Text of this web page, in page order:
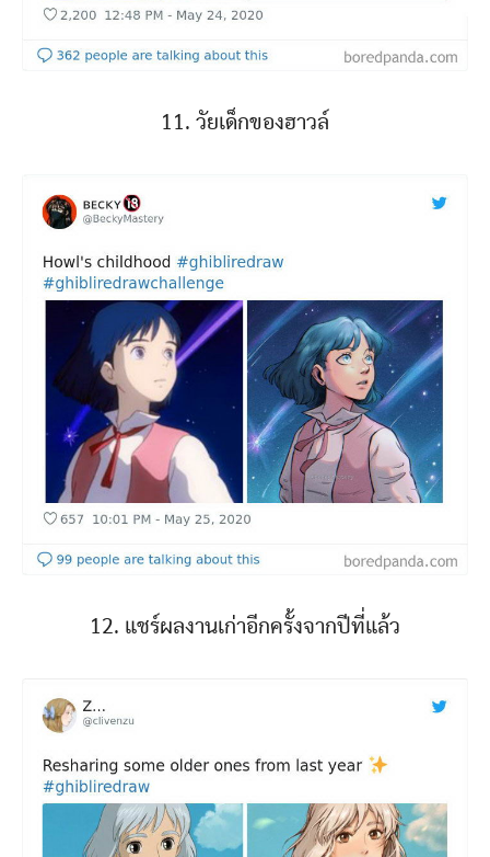
11. วัยเด็กของฮาวล์
12. แชร์ผลงานเก่าอีกครั้งจากปีที่แล้ว